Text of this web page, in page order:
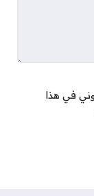
في هذا